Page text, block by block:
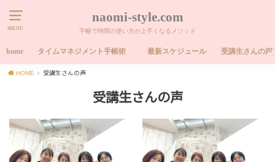
MENU
naomi-style.com
手帳で時間の使い方が上手くなるメソッド
home タイムマネジメント手帳術 最新スケジュール 受講生さんの声
HOME 受講生さんの声
受講生さんの声